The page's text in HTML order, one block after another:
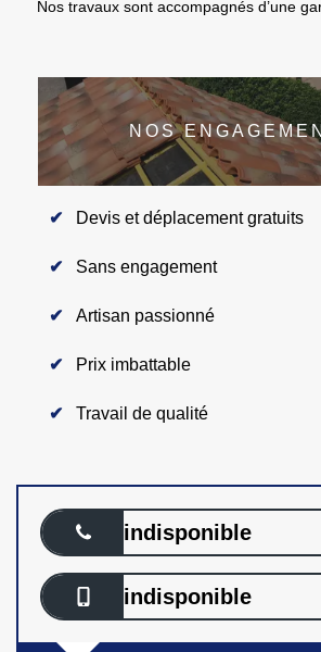
Nos travaux sont accompagnés d’une
NOS
Devis et déplacement gratuits
Sans engagement
Artisan passionné
Prix imbattable
Travail de qualité
indisponible
indisponible